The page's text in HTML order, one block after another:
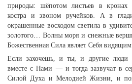
природы: шёпотом листьев в кронах
костра и звоном ручейков. А в глади
окрашенные восходом светила в
золотого… Волны моря и снежные
Божественная Сила являет Себя
Если захочешь, и ты, и другие люди
вместе с Нами — и тогда зазвучат в
Силой Духа и Мелодией Жизни, и